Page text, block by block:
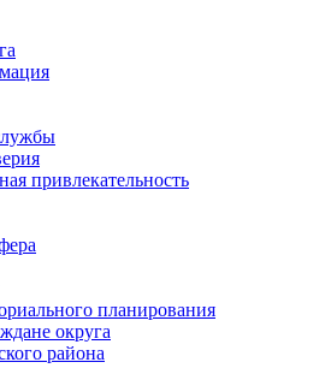
привлекательность
планирования
округа
района